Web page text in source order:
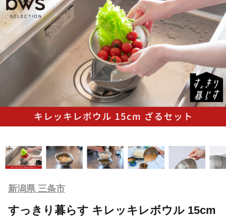
新潟県 三条市
すっきり暮らす キレッキレボウル 15cm